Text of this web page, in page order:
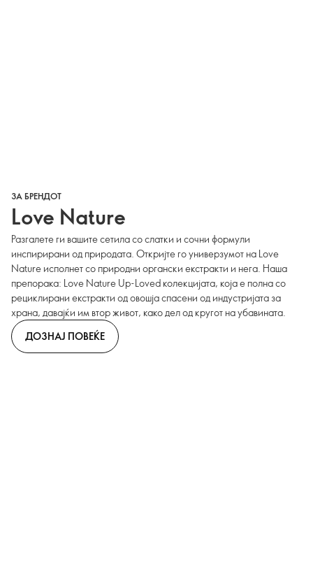
ЗА БРЕНДОТ
Love Nature
Разгалете ги вашите сетила со слатки и сочни формули
инспирирани од природата. Откријте го универзумот на Love
Nature исполнет со природни органски екстракти и нега. Наша
препорака: Love Nature Up-Loved колекцијата, која е полна со
рециклирани екстракти од овошја спасени од индустријата за
храна, давајќи им втор живот, како дел од кругот на убавината.
ДОЗНАЈ ПОВЕЌЕ